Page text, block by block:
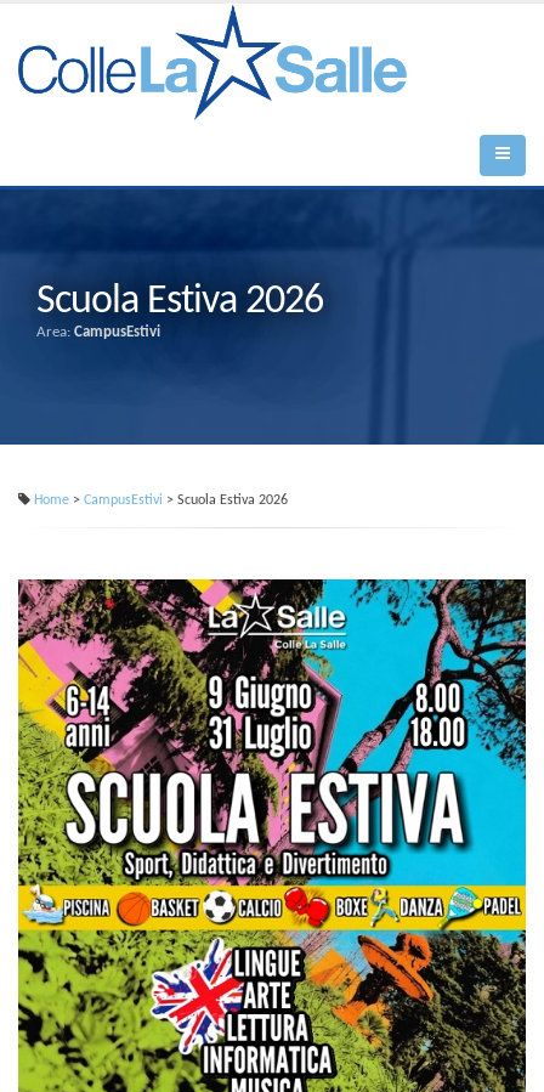
Scuola Estiva 2026
Area: CampusEstivi
Home > CampusEstivi > Scuola Estiva 2026